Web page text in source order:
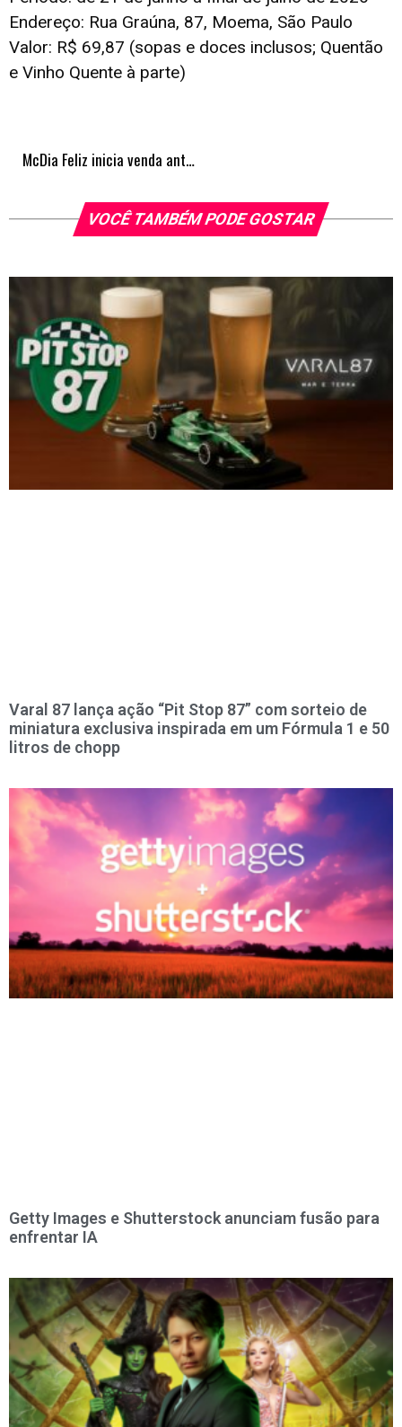
Endereço: Rua Graúna, 87, Moema, São Paulo
Valor: R$ 69,87 (sopas e doces inclusos; Quentão
e Vinho Quente à parte)
McDia Feliz inicia venda antecipada de tíquetes para edição 2026
VOCÊ TAMBÉM PODE GOSTAR
Varal 87 lança ação “Pit Stop 87” com sorteio de
miniatura exclusiva inspirada em um Fórmula 1 e 50
litros de chopp
Getty Images e Shutterstock anunciam fusão para
enfrentar IA